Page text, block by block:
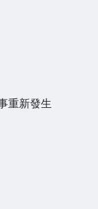
重新發生